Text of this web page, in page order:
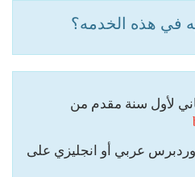
في هذه الخدمه؟
لأول سنة مقدم من
عربي أو انجليزي على